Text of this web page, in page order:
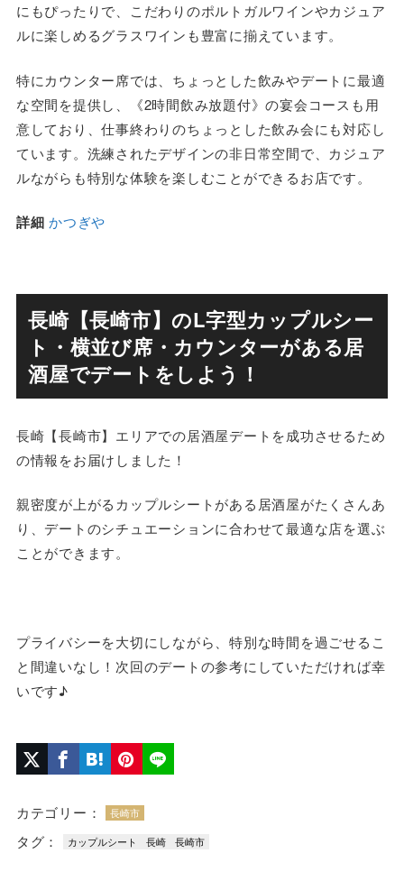
にもぴったりで、こだわりのポルトガルワインやカジュア
ルに楽しめるグラスワインも豊富に揃えています。
特にカウンター席では、ちょっとした飲みやデートに最適
な空間を提供し、《2時間飲み放題付》の宴会コースも用
意しており、仕事終わりのちょっとした飲み会にも対応し
ています。洗練されたデザインの非日常空間で、カジュア
ルながらも特別な体験を楽しむことができるお店です。
詳細 かつぎや
長崎【長崎市】のL字型カップルシー
ト・横並び席・カウンターがある居
酒屋でデートをしよう！
長崎【長崎市】エリアでの居酒屋デートを成功させるため
の情報をお届けしました！
親密度が上がるカップルシートがある居酒屋がたくさんあ
り、デートのシチュエーションに合わせて最適な店を選ぶ
ことができます。
プライバシーを大切にしながら、特別な時間を過ごせるこ
と間違いなし！次回のデートの参考にしていただければ幸
いです♪
カテゴリー： 長崎市
タグ： カップルシート 長崎 長崎市